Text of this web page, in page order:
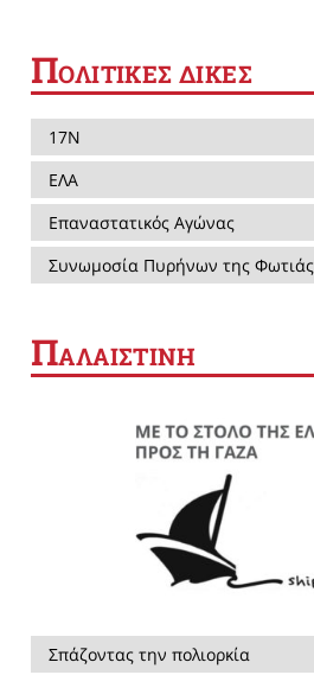
ΠΟΛΙΤΙΚΕΣ ΔΙΚΕΣ
17Ν
ΕΛΑ
Επαναστατικός Αγώνας
Συνωμοσία Πυρήνων της Φωτιάς
ΠΑΛΑΙΣΤΙΝΗ
Σπάζοντας την πολιορκία